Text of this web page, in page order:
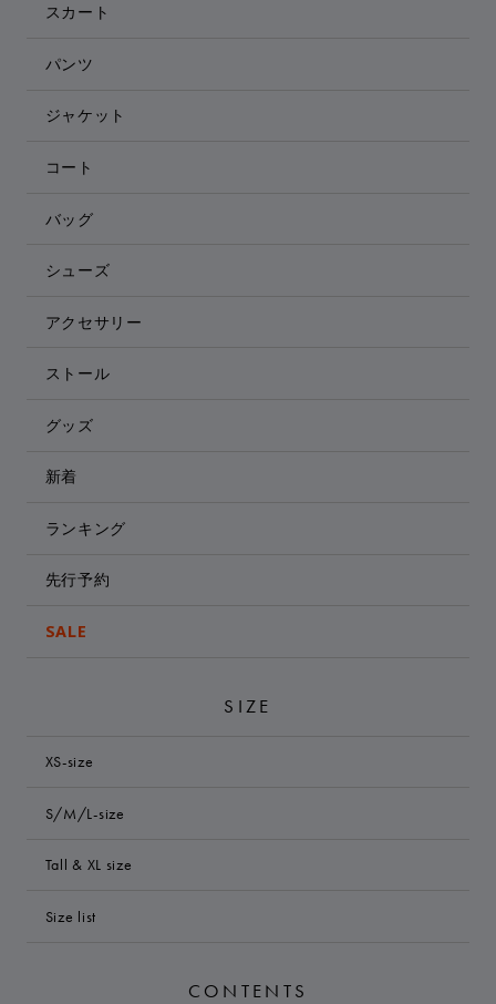
スカート
パンツ
ジャケット
コート
バッグ
シューズ
アクセサリー
ストール
グッズ
新着
ランキング
先行予約
SALE
SIZE
XS-size
S/M/L-size
Tall & XL size
Size list
CONTENTS